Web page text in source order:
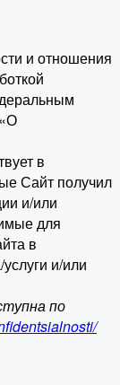
и отношения
в
Сайт получил
и/или
для
в
и/или
по